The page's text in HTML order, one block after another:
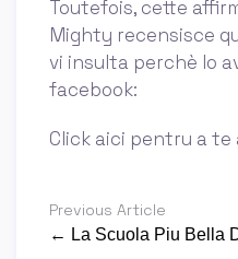
Toutefois, cette
Mighty recensisce
vi insulta perchè lo
facebook:
Click aici pentru a
Previous Article
← La Scuola Piu Bella